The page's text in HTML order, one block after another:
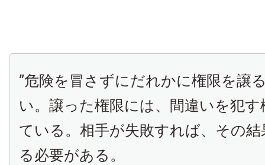
”危険を冒さずにだれかに権限を譲
い。譲った権限には、間違いを犯
ている。相手が失敗すれば、その
る必要がある。